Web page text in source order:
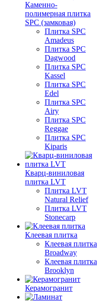
Каменно-
полимерная плитка
SPC (замковая)
Плитка SPC
Amadeus
Плитка SPC
Dagwood
Плитка SPC
Kassel
Плитка SPC
Edel
Плитка SPC
Airy
Плитка SPC
Reggae
Плитка SPC
Kiparis
Кварц-виниловая
плитка LVT
Плитка LVT
Natural Relief
Плитка LVT
Stonecarp
Клеевая плитка
Клеевая плитка
Broadway
Клеевая плитка
Brooklyn
Керамогранит